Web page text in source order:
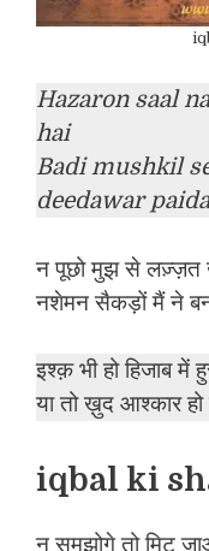
Hazaron saal
hai
Badi mushkil
deedawar paida
न पूछो मुझ से लज़्ज़त
नशेमन सैकड़ों मैं ने
इश्क़ भी हो हिजाब में
या तो ख़ुद आश्कार
iqbal ki
न समझोगे तो मिट